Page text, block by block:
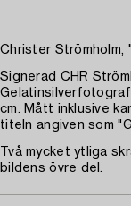
Christer Strömholm,
Signerad CHR
cm. Mått inklusive
titeln angiven som
Två mycket ytliga
bildens övre del.